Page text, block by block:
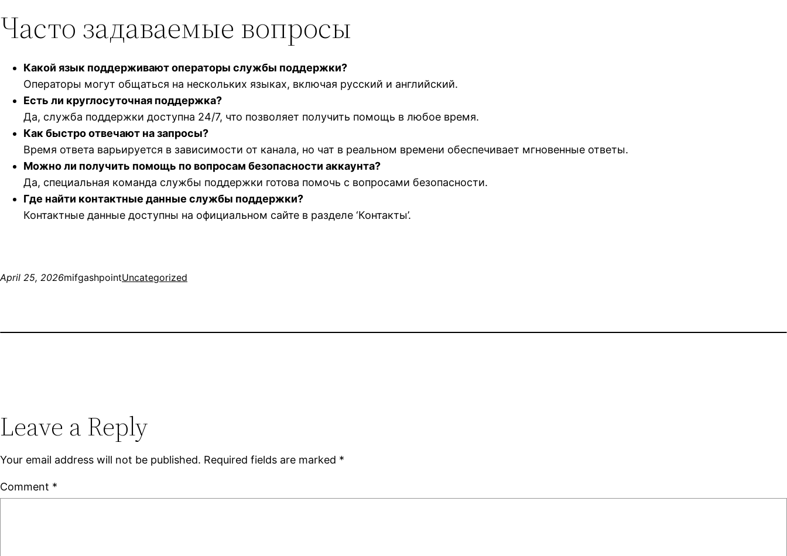
Часто задаваемые вопросы
Какой язык поддерживают операторы службы поддержки?
Операторы могут общаться на нескольких языках, включая русский и английский.
Есть ли круглосуточная поддержка?
Да, служба поддержки доступна 24/7, что позволяет получить помощь в любое время.
Как быстро отвечают на запросы?
Время ответа варьируется в зависимости от канала, но чат в реальном времени обеспечивает мгновенные ответы.
Можно ли получить помощь по вопросам безопасности аккаунта?
Да, специальная команда службы поддержки готова помочь с вопросами безопасности.
Где найти контактные данные службы поддержки?
Контактные данные доступны на официальном сайте в разделе ‘Контакты’.
April 25, 2026mifgashpointUncategorized
Leave a Reply
Your email address will not be published. Required fields are marked *
Comment *